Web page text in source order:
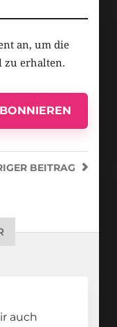
an, um die
zu erhalten.
BEITRAG
auch